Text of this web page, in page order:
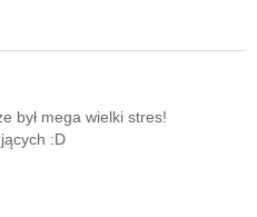
był mega wielki stres!
:D